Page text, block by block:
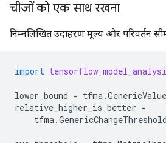
चीजों को एक साथ रखना
निम्नलिखित उदाहरण मूल्य और परिवर्तन
import
lower_bound = tfma.
relative_higher_is_better =
tfma.GenericChangeThreshold